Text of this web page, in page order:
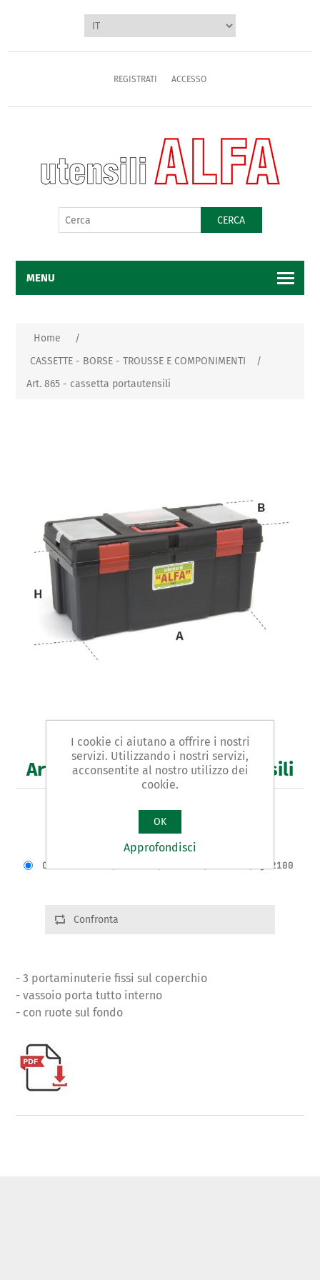
REGISTRATI ACCESSO
CERCA
MENU
Home
/
CASSETTE - BORSE - TROUSSE E COMPONIMENTI
/
Art. 865 - cassetta portautensili
Art. 865 - cassetta portautensili
TIPO PROFESSIONALE DA 24”
Varianti del prodotto
Cod.: 86501 | A:590 | B:300 | H:270 | g.2100
Confronta
- 3 portaminuterie fissi sul coperchio
- vassoio porta tutto interno
- con ruote sul fondo
I cookie ci aiutano a offrire i nostri
servizi. Utilizzando i nostri servizi,
acconsentite al nostro utilizzo dei
cookie.
OK
Approfondisci